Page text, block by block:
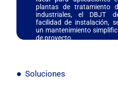
plantas de tratamiento
industriales, el DBJT
facilidad de instalación,
un mantenimiento
de proyecto.
Soluciones